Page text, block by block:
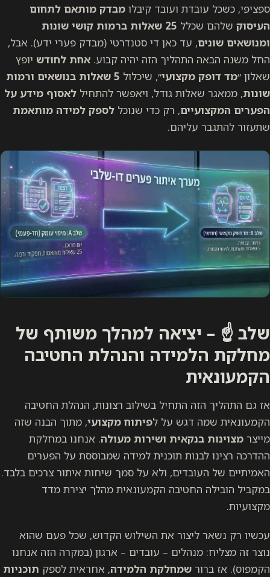
ספציפי, כשכל עובדת ועובד קיבלו מבדק מותאם לתחום
העיסוק שלהם שכלל
25 שאלות ברמות קושי שונות
ומנושאים שונים, עד כאן די סטנדרטי (מבדק פערי ידע). אבל,
החל משנה הבאה התהליך הזה יהיה קבוע. אחת לחודש יופץ
שאלון ״מד דופק מקצועי״, שיכלול
5 שאלות בנושאים ורמות
שונות, ממאגר שאלות גודל, ויאפשר להתחיל לאסוף מידע על
הפערים המקצועיים, רק כדי שנוכל לספק למידה מותאמת
שתעזור להתגבר עליהם.
שלב ☝️ – יציאה למהלך משותף של
מחלקת הלמידה והנהלת החטיבה
הקמעונאית
אז גם התהליך הזה התחיל בשילוב רצונות, הנהלת החטיבה
הקמעונאית שמה דגש על לפיתוח מקצועי, מתוך הבנה שזה
מייצר מצוינות בנקאית ושירות מעולה. אנחנו במחלקת
ההדרכה רצינו לבנות תוכנית למידה שמבוססת על הפערים
האמיתיים של העובדים, ולא על סמך שיחות איתור צרכים בלבד.
במקביל הובילה החטיבה הקמעונאית מהלך יצירת מדד
מקצועיות.
עכשיו רק נשאר ליצור את השילוש הקדוש, שכל פעם שהוא
נוצר זה מצליח: מנהלים – עובדים – ארגון (במקרה הזה אנחנו
הקמפוס). אז ברור שמחלקת הלמידה, אחראית לספק תוכניות